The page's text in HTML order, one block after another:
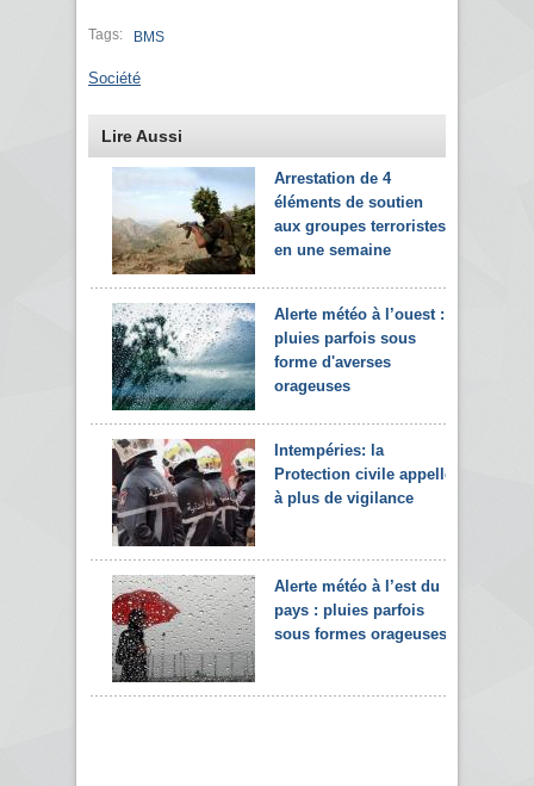
Tags: BMS
Société
Lire Aussi
Arrestation de 4
éléments de soutien
aux groupes terroristes
en une semaine
Alerte météo à l’ouest :
pluies parfois sous
forme d'averses
orageuses
Intempéries: la
Protection civile appelle
à plus de vigilance
Alerte météo à l’est du
pays : pluies parfois
sous formes orageuses